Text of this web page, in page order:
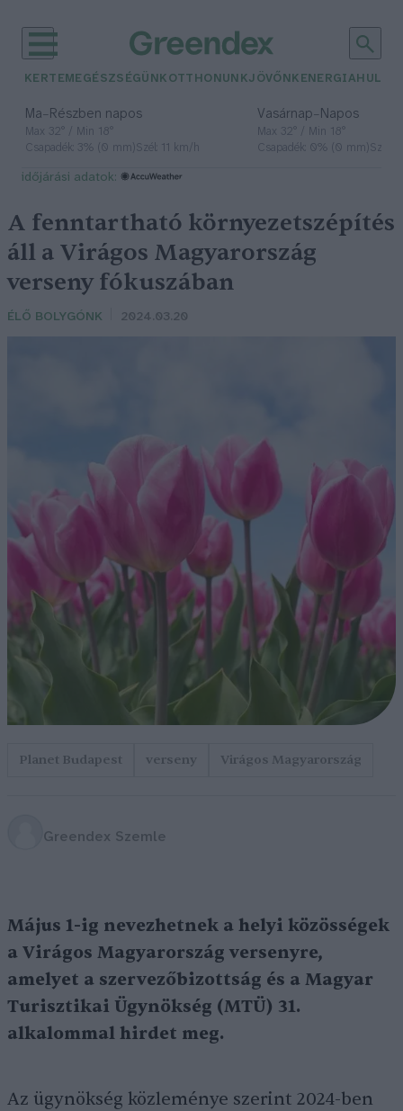
KERTEM EGÉSZSÉGÜNK OTTHONUNKJÖVŐNK ENERGIA
Ma– Részben napos
Max 32° / Min 18°
Csapadék: 3% (0 mm)Szél: 11 km/h
Vasárnap– Napos
Max 32° / Min 18°
Csapadék: 0% (0 mm)Szél:
időjárási adatok:
A fenntartható környezetszépítés
áll a Virágos Magyarország
verseny fókuszában
ÉLŐ BOLYGÓNK 2024.03.20
Planet Budapest verseny Virágos Magyarország
Greendex Szemle
Május 1-ig nevezhetnek a helyi közösségek
a Virágos Magyarország versenyre,
amelyet a szervezőbizottság és a Magyar
Turisztikai Ügynökség (MTÜ) 31.
alkalommal hirdet meg.
Az ügynökség közleménye szerint 2024-ben